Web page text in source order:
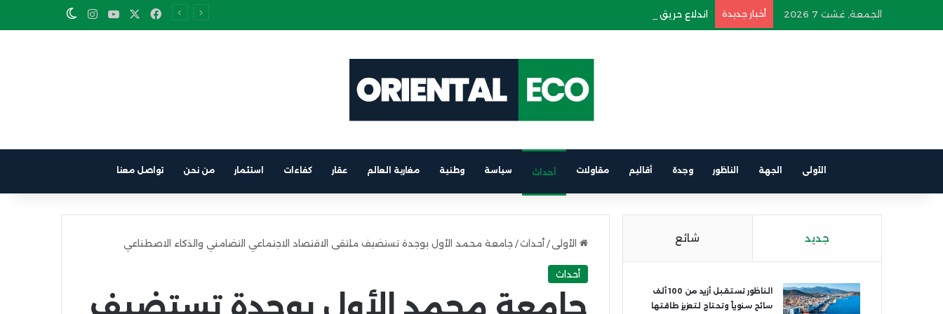
الجمعة, غشت 7 2026 أخبار جديدة اندلاع حريق في سيارة كهربائية على متن باخرة الرابط بين برشلونة والناظور Facebook
YouTube
Instagram
Switch skin
الأولى الجهة الناظور وجدة أقاليم مقاولات أحداث سياسة وطنية مغاربة العالم عقار كفاءات استثمار من نحن تواصل معنا
الأولى / أحداث/ جامعة محمد الأول بوجدة تستضيف ملتقى الاقتصاد الاجتماعي التضامني والذكاء الاصطناعي
أحداث
جامعة محمد الأول بوجدة تستضيف
جديد شائع
الناظور تستقبل أزيد من 100 ألف
سائح سنوياً وتحتاج لتعزيز طاقتها